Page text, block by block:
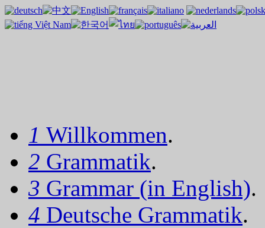
1 Willkommen.
2 Grammatik.
3 Grammar (in English).
4 Deutsche Grammatik.